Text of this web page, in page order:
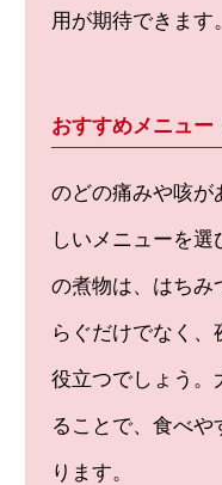
用が期待できます。
おすすめメニュー
のどの痛みや咳が
しいメニューを
の煮物は、はちみ
らぐだけでなく
役立つでしょう。
ることで、食べ
ります。